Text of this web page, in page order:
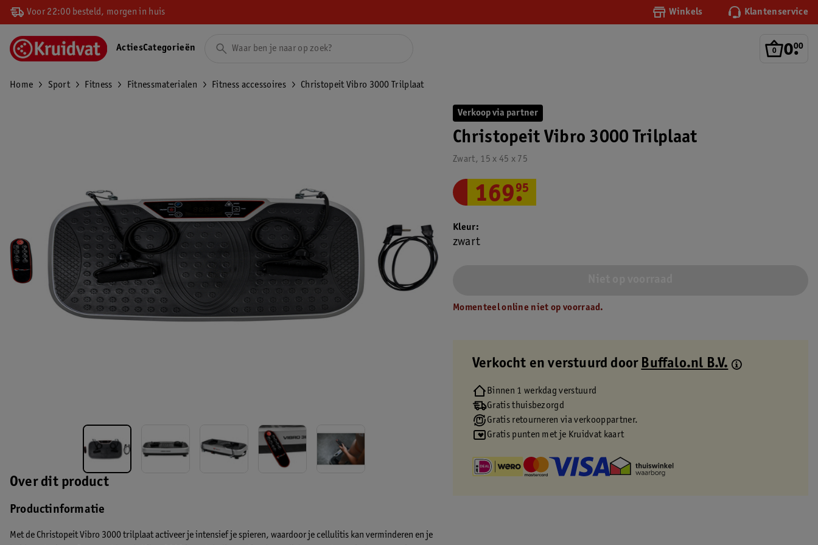
Voor 22:00 besteld, morgen in huis Winkels Klantenservice
0.
00
ActiesCategorieën
Home Sport Fitness Fitnessmaterialen Fitness accessoires Christopeit Vibro 3000 Trilplaat
Over dit product
Productinformatie
Met de Christopeit Vibro 3000 trilplaat activeer je intensief je spieren, waardoor je cellulitis kan verminderen en je
Verkoop via partner
Christopeit Vibro 3000 Trilplaat
Zwart, 15 x 45 x 75
169.
95
Kleur
zwart
Momenteel online niet op voorraad.
Verkocht en verstuurd door Buffalo.nl B.V.
Binnen 1 werkdag verstuurd
Gratis thuisbezorgd
Gratis retourneren via verkooppartner.
Gratis punten met je Kruidvat kaart